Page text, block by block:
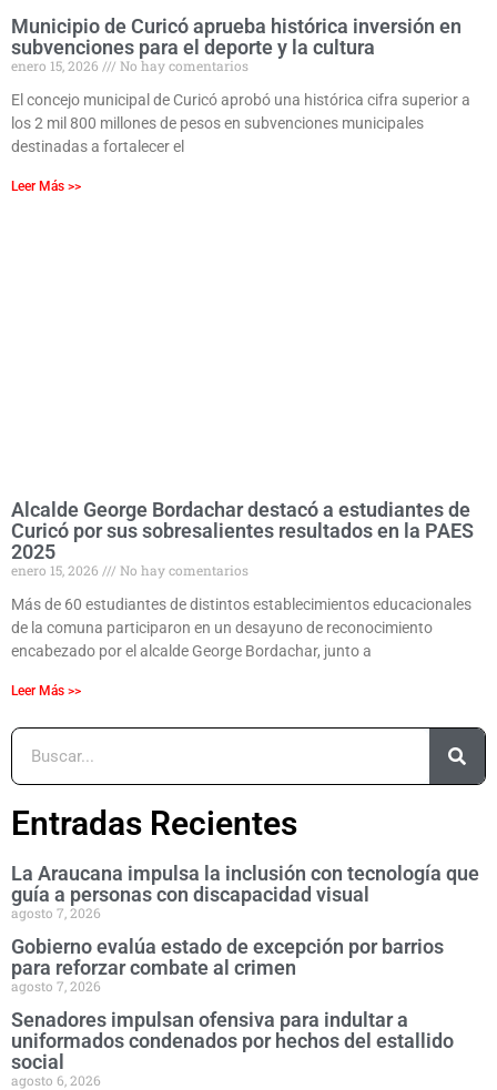
Municipio de Curicó aprueba histórica inversión en
subvenciones para el deporte y la cultura
enero 15, 2026
No hay comentarios
El concejo municipal de Curicó aprobó una histórica cifra superior a
los 2 mil 800 millones de pesos en subvenciones municipales
destinadas a fortalecer el
Leer Más >>
Alcalde George Bordachar destacó a estudiantes de
Curicó por sus sobresalientes resultados en la PAES
2025
enero 15, 2026
No hay comentarios
Más de 60 estudiantes de distintos establecimientos educacionales
de la comuna participaron en un desayuno de reconocimiento
encabezado por el alcalde George Bordachar, junto a
Leer Más >>
Entradas Recientes
La Araucana impulsa la inclusión con tecnología que
guía a personas con discapacidad visual
agosto 7, 2026
Gobierno evalúa estado de excepción por barrios
para reforzar combate al crimen
agosto 7, 2026
Senadores impulsan ofensiva para indultar a
uniformados condenados por hechos del estallido
social
agosto 6, 2026